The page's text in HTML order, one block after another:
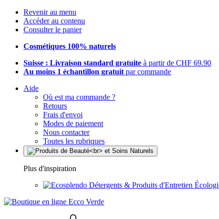
Revenir au menu
Accéder au contenu
Consulter le panier
Cosmétiques 100% naturels
Suisse : Livraison standard gratuite à partir de CHF 69.90
Au moins 1 échantillon gratuit par commande
Aide
Où est ma commande ?
Retours
Frais d'envoi
Modes de paiement
Nous contacter
Toutes les rubriques
Plus d'inspiration
Détergents & Produits d'Entretien